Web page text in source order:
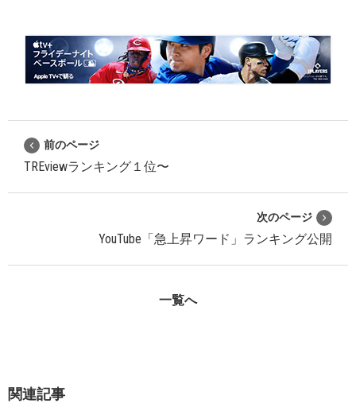
前のページ
TREviewランキング１位〜
次のページ
YouTube「急上昇ワード」ランキング公開
一覧へ
関連記事